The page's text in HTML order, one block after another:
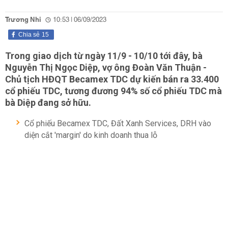
Trương Nhi 10:53 | 06/09/2023
15
Chia sẻ
Trong giao dịch từ ngày 11/9 - 10/10 tới đây, bà
Nguyễn Thị Ngọc Diệp, vợ ông Đoàn Văn Thuận -
Chủ tịch HĐQT Becamex TDC dự kiến bán ra 33.400
cổ phiếu TDC, tương đương 94% số cổ phiếu TDC mà
bà Diệp đang sở hữu.
Cổ phiếu Becamex TDC, Đất Xanh Services, DRH vào
diện cắt 'margin' do kinh doanh thua lỗ